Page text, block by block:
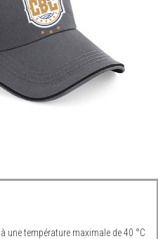
une température maximale de 40 °C